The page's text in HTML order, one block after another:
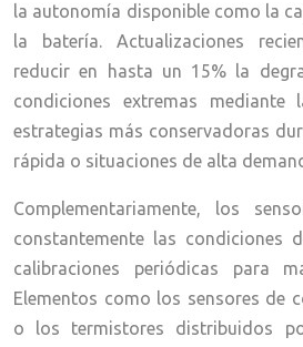
la autonomía disponible como la
la batería. Actualizaciones
reducir en hasta un 15% la
condiciones extremas mediante
estrategias más conservadoras
rápida o situaciones de alta
Complementariamente, los
constantemente las condiciones
calibraciones periódicas para
Elementos como los sensores de
o los termistores distribuidos